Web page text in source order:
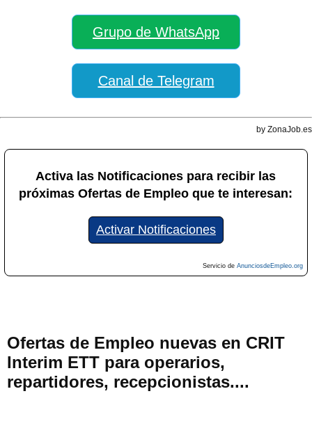
Grupo de WhatsApp
Canal de Telegram
by ZonaJob.es
Activa las Notificaciones para recibir las
próximas Ofertas de Empleo que te interesan:
Activar Notificaciones
Servicio de AnunciosdeEmpleo.org
Ofertas de Empleo nuevas en CRIT
Interim ETT para operarios,
repartidores, recepcionistas....